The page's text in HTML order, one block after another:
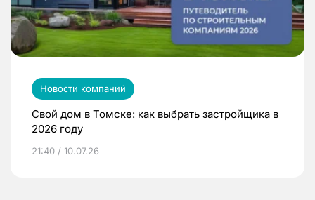
Новости компаний
Свой дом в Томске: как выбрать застройщика в
2026 году
21:40 / 10.07.26